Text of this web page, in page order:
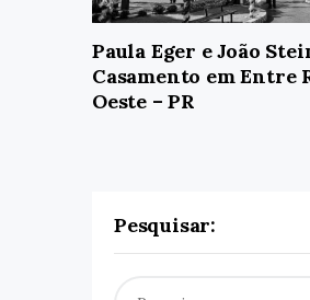
Paula Eger e João
Casamento em Entre
Oeste – PR
Pesquisar: